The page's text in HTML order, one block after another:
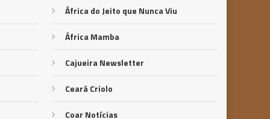
África do Jeito que Nunca Viu
África Mamba
Cajueira Newsletter
Ceará Criolo
Coar Notícias